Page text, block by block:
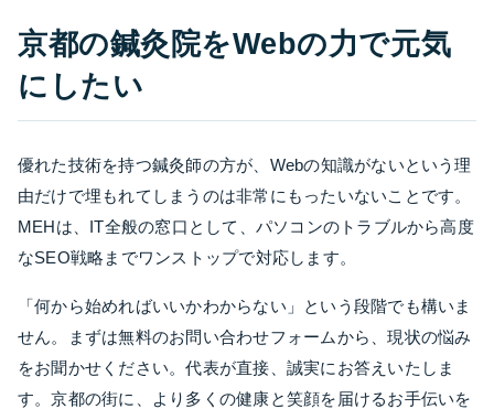
京都の鍼灸院をWebの力で元気
にしたい
優れた技術を持つ鍼灸師の方が、Webの知識がないという理
由だけで埋もれてしまうのは非常にもったいないことです。
MEHは、IT全般の窓口として、パソコンのトラブルから高度
なSEO戦略までワンストップで対応します。
「何から始めればいいかわからない」という段階でも構いま
せん。まずは無料のお問い合わせフォームから、現状の悩み
をお聞かせください。代表が直接、誠実にお答えいたしま
す。京都の街に、より多くの健康と笑顔を届けるお手伝いを